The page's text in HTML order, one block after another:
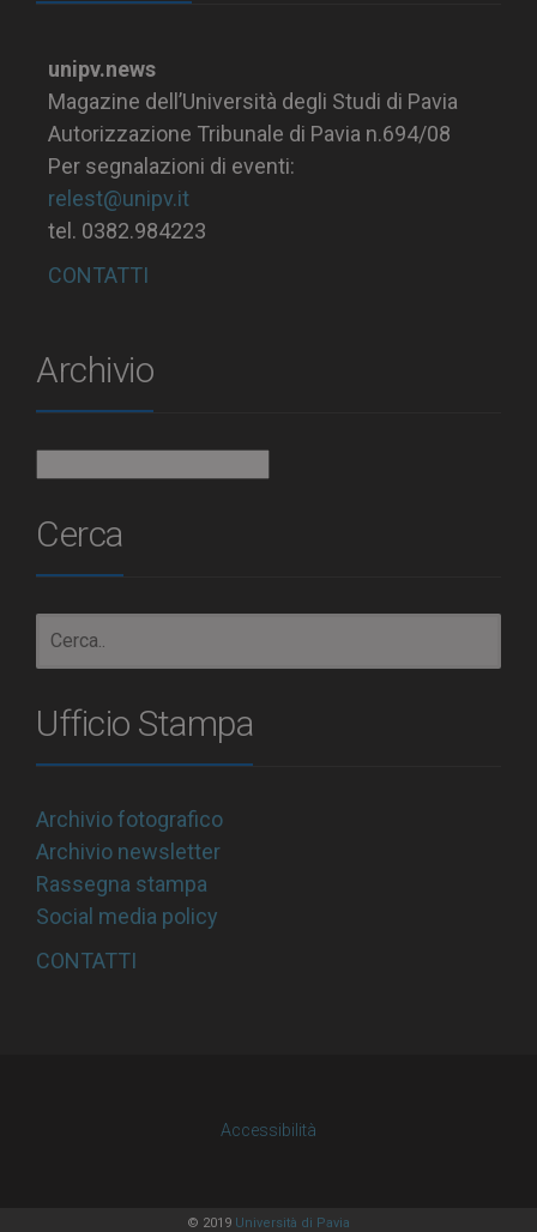
unipv.news
Magazine dell’Università degli Studi di Pavia
Autorizzazione Tribunale di Pavia n.694/08
Per segnalazioni di eventi:
relest@unipv.it
tel. 0382.984223
CONTATTI
Archivio
Cerca
Ufficio Stampa
Archivio fotografico
Archivio newsletter
Rassegna stampa
Social media policy
CONTATTI
Accessibilità
© 2019 Università di Pavia